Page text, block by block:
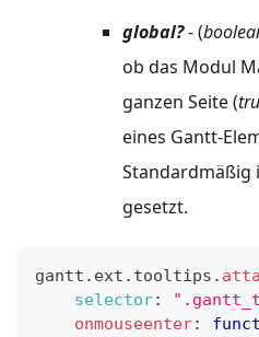
global?- (
ob das Modul
ganzen Seite (
eines Gantt-
Standardmäßig
gesetzt.
gantt . ext . tooltips .
selector:
onmouseenter: